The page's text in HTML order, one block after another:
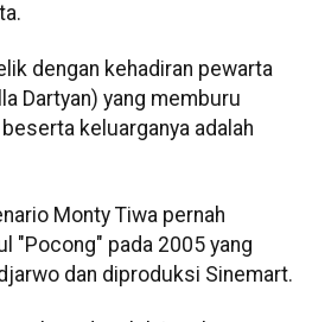
dengan kehadiran pewarta
Dartyan) yang memburu
keluarganya adalah
Monty Tiwa pernah
"Pocong" pada 2005 yang
dan diproduksi Sinemart.